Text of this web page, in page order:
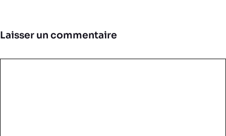
Laisser un commentaire